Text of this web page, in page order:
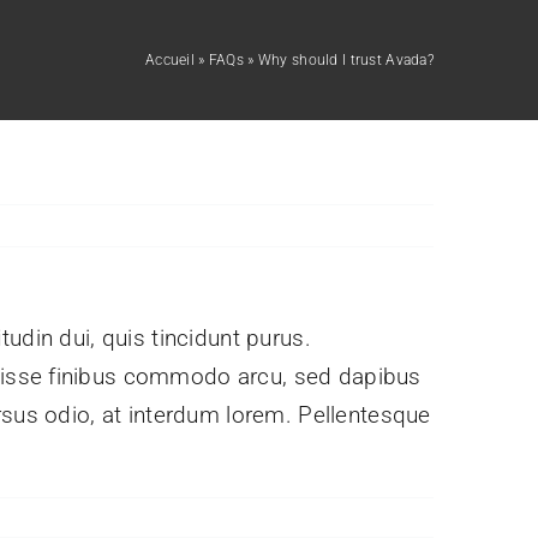
Accueil » FAQs » Why should I trust Avada?
dui, quis tincidunt purus.
finibus commodo arcu, sed dapibus
odio, at interdum lorem. Pellentesque